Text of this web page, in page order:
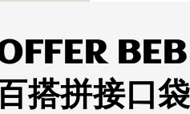
百搭拼接口